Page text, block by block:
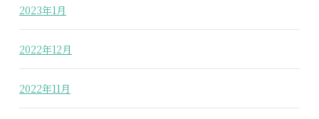
2023年1月
2022年12月
2022年11月